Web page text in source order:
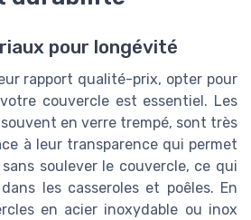
pour longévité
rapport qualité-prix, opter pour
couvercle est essentiel. Les
en verre trempé, sont très
à leur transparence qui permet
soulever le couvercle, ce qui
les casseroles et poêles. En
en acier inoxydable ou inox